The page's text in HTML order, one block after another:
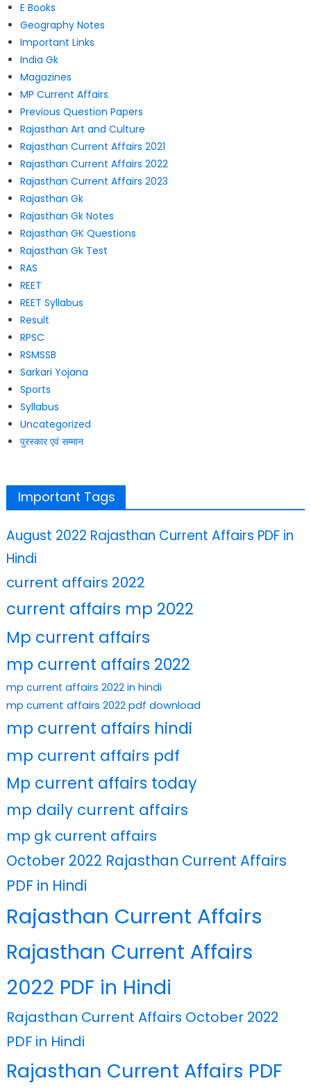
E Books
Geography Notes
Important Links
India Gk
Magazines
MP Current Affairs
Previous Question Papers
Rajasthan Art and Culture
Rajasthan Current Affairs 2021
Rajasthan Current Affairs 2022
Rajasthan Current Affairs 2023
Rajasthan Gk
Rajasthan Gk Notes
Rajasthan GK Questions
Rajasthan Gk Test
RAS
REET
REET Syllabus
Result
RPSC
RSMSSB
Sarkari Yojana
Sports
Syllabus
Uncategorized
पुरस्कार एवं सम्मान
Important Tags
August 2022 Rajasthan Current Affairs PDF in
Hindi
current affairs 2022
current affairs mp 2022
Mp current affairs
mp current affairs 2022
mp current affairs 2022 in hindi
mp current affairs 2022 pdf download
mp current affairs hindi
mp current affairs pdf
Mp current affairs today
mp daily current affairs
mp gk current affairs
October 2022 Rajasthan Current Affairs
PDF in Hindi
Rajasthan Current Affairs
Rajasthan Current Affairs
2022 PDF in Hindi
Rajasthan Current Affairs October 2022
PDF in Hindi
Rajasthan Current Affairs PDF